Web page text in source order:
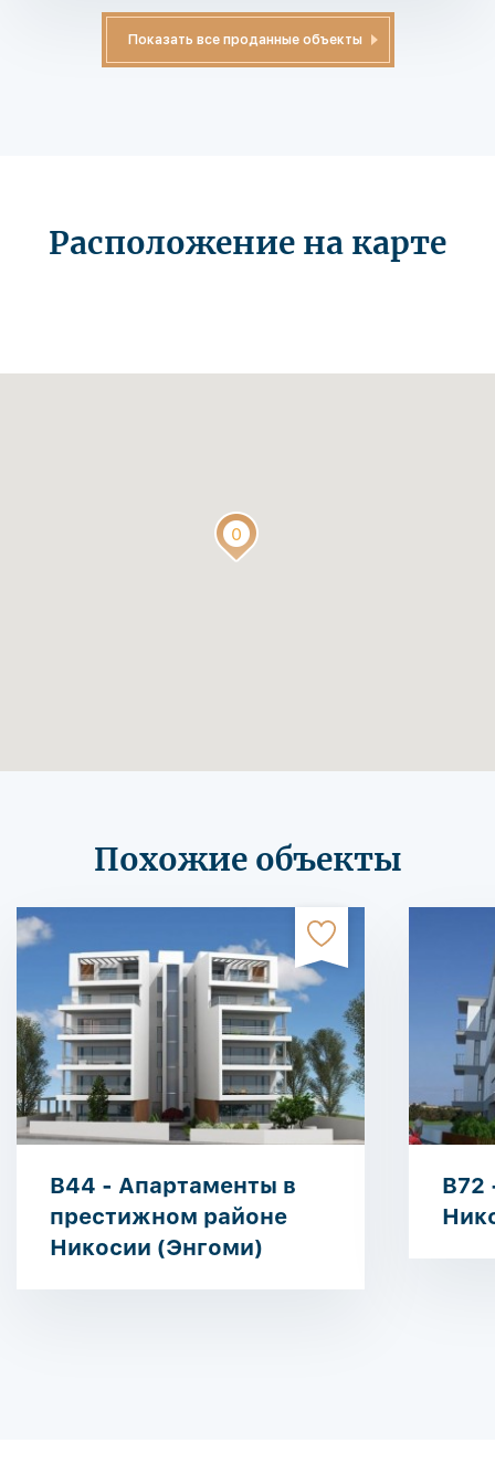
Показать все проданные объекты
Расположение на карте
Похожие объекты
B44 - Апартаменты в
престижном районе
Никосии (Энгоми)
B72